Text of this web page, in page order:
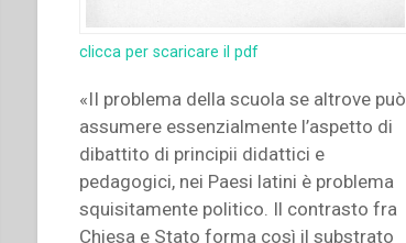
clicca per scaricare il pdf
«II problema della scuola se altrove può
assumere essenzialmente l’aspetto di
dibattito di principii didattici e
pedagogici, nei Paesi latini è problema
squisitamente politico. Il contrasto fra
Chiesa e Stato forma così il substrato